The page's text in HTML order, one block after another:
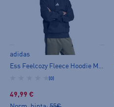
adidas
Ess Feelcozy Fleece Hoodie M - huppari
(0)
49,99 €